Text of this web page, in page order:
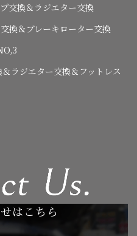
交換＆ラジエター交換
換＆ブレーキローター交換
ラジエター交換＆フットレス
はこちら